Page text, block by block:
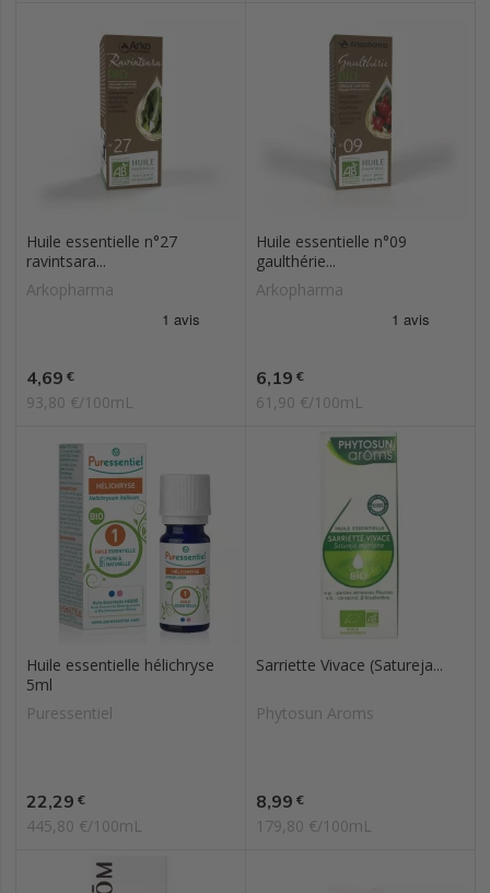
Huile essentielle n°27
ravintsara...
Arkopharma
Prix
4,69 €
93,80 €/100mL
Huile essentielle n°09
gaulthérie...
Arkopharma
Prix
6,19 €
61,90 €/100mL
Huile essentielle hélichryse
5ml
Puressentiel
Prix
22,29 €
445,80 €/100mL
Sarriette Vivace (Satureja...
Phytosun Aroms
Prix
8,99 €
179,80 €/100mL